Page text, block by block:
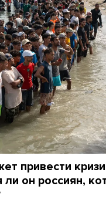
привести
ли он россиян,